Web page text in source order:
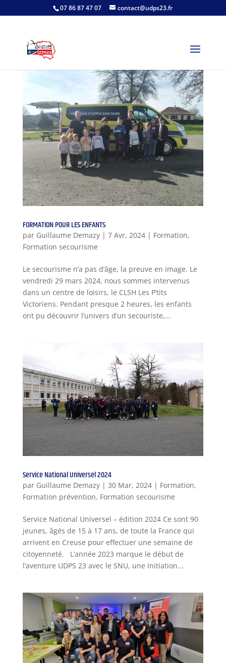
07 86 87 47 07 contact@udps23.fr
FORMATION POUR LES ENFANTS
par Guillaume Demazy| 7 Avr, 2024| Formation,
Formation secourisme
Le secourisme n’a pas d’âge, la preuve en image. Le
vendredi 29 mars 2024, nous sommes intervenus
dans un centre de loisirs, le CLSH Les P’tits
Victoriens. Pendant presque 2 heures, les enfants
ont pu découvrir l’univers d’un secouriste,...
Service National Universel 2024
par Guillaume Demazy| 30 Mar, 2024| Formation,
Formation prévention, Formation secourisme
Service National Universel – édition 2024 Ce sont 90
jeunes, âgés de 15 à 17 ans, de toute la France qui
arrivent en Creuse pour effectuer une semaine de
citoyenneté. L’année 2023 marque le début de
l’aventure UDPS 23 avec le SNU, une initiation...